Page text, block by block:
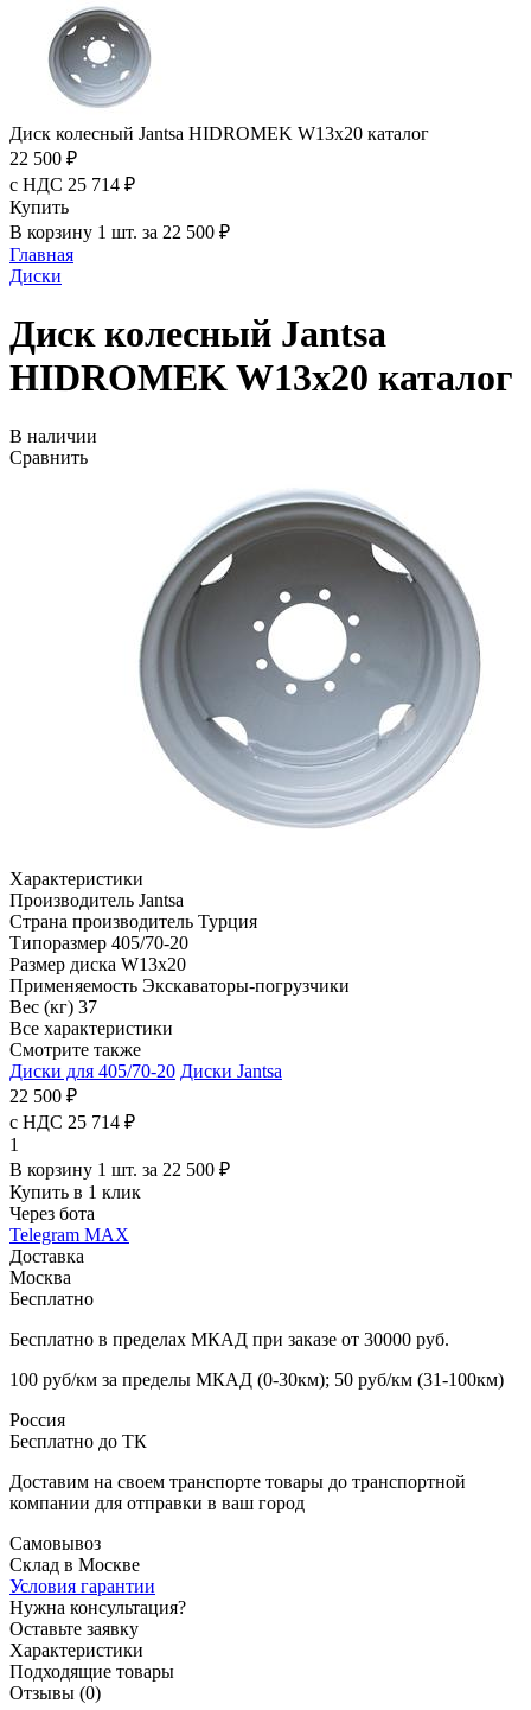
Диск колесный Jantsa HIDROМЕK W13х20 каталог
22 500 ₽
с НДС 25 714 ₽
Купить
В корзину 1 шт. за 22 500 ₽
Главная
Диски
Диск колесный Jantsa
HIDROМЕK W13х20 каталог
В наличии
Сравнить
Характеристики
Производитель Jantsa
Страна производитель Турция
Типоразмер 405/70-20
Размер диска W13х20
Применяемость Экскаваторы-погрузчики
Вес (кг) 37
Все характеристики
Смотрите также
Диски для 405/70-20 Диски Jantsa
22 500 ₽
с НДС 25 714 ₽
1
В корзину 1 шт. за 22 500 ₽
Купить в 1 клик
Через бота
Telegram MAX
Доставка
Москва
Бесплатно
Бесплатно в пределах МКАД при заказе от 30000 руб.
100 руб/км за пределы МКАД (0-30км); 50 руб/км (31-100км)
Россия
Бесплатно до ТК
Доставим на своем транспорте товары до транспортной
компании для отправки в ваш город
Самовывоз
Склад в Москве
Условия гарантии
Нужна консультация?
Оставьте заявку
Характеристики
Подходящие товары
Отзывы (0)